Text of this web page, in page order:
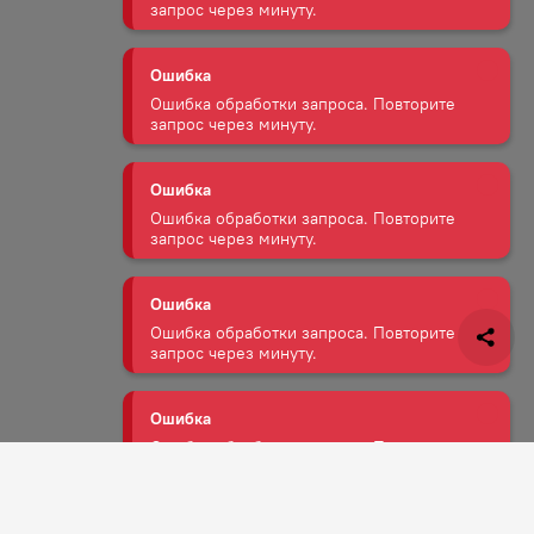
Ошибка обработки запроса. Повторите
запрос через минуту.
Ошибка
Ошибка обработки запроса. Повторите
запрос через минуту.
Ошибка
Ошибка обработки запроса. Повторите
запрос через минуту.
Ошибка
Ошибка обработки запроса. Повторите
запрос через минуту.